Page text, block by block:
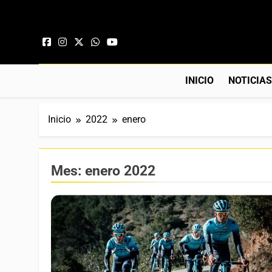
INICIO NOTICIAS
Inicio 2022 enero
Mes: enero 2022